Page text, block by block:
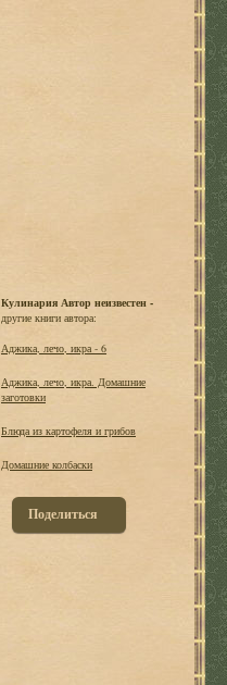
Кулинария Автор неизвестен -
другие книги автора:
Аджика, лечо, икра - 6
Аджика, лечо, икра. Домашние
заготовки
Блюда из картофеля и грибов
Домашние колбаски
Поделиться